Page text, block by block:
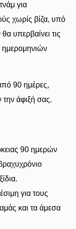
για
χωρίς βίζα, υπό
υπερβαίνει τις
90 ημέρες,
την άφιξή σας.
90 ημερών
για τους
και τα άμεσα